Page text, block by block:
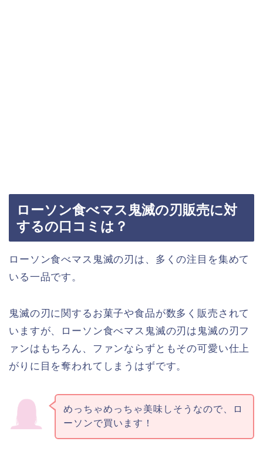
ローソン食べマス鬼滅の刃販売に対
するの口コミは？
ローソン食べマス鬼滅の刃は、多くの注目を集めて
いる一品です。
鬼滅の刃に関するお菓子や食品が数多く販売されて
いますが、ローソン食べマス鬼滅の刃は鬼滅の刃フ
ァンはもちろん、ファンならずともその可愛い仕上
がりに目を奪われてしまうはずです。
めっちゃめっちゃ美味しそうなので、ロ
ーソンで買います！